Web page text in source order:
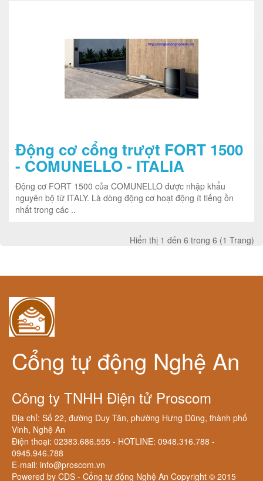
Động cơ cổng trượt FORT 1500
- COMUNELLO - ITALIA
Động cơ FORT 1500 của COMUNELLO được nhập khẩu
nguyên bộ từ ITALY. Là dòng động cơ hoạt động ít tiếng ồn
nhất trong các ..
Hiển thị 1 đến 6 trong 6 (1 Trang)
Cổng tự động Nghệ An
Công ty TNHH Điện tử Proscom
Địa chỉ: Số 22, đường Duy Tân, phường Hưng Dũng, thành phố
Vinh, Nghệ An
Điện thoại: 02383.686.555 - HOTLINE: 0948.316.788 -
0945.946.788
E-mail: info@proscom.vn
Powered by CDS - Cổng tự động Nghệ An Copyright © 2015